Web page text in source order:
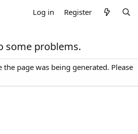
Log in Register
some problems.
page was being generated. Please